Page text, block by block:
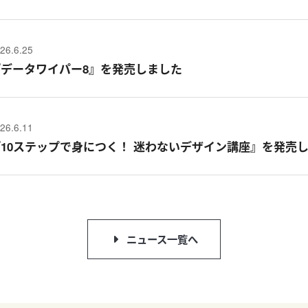
データワイパー8』を発売しました
10ステップで身につく！ 迷わないデザイン講座』を発売
ニュース一覧へ